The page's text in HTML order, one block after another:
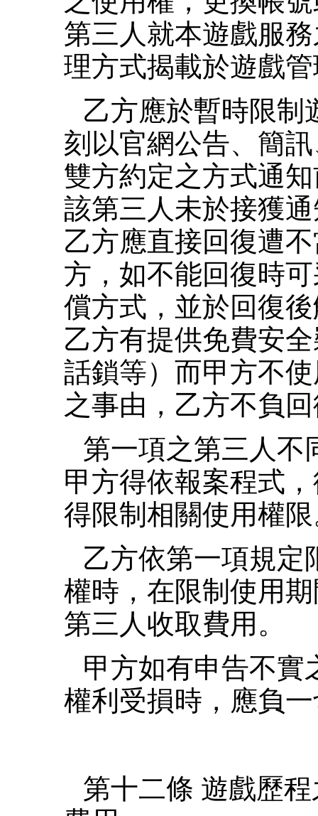
第三人就本遊戲服
理方式揭載於遊戲
乙方應於暫時限制
刻以官網公告、簡
雙方約定之方式通
該第三人未於接獲
乙方應直接回復遭
方，如不能回復時
償方式，並於回復
乙方有提供免費安
話鎖等）而甲方不
之事由，乙方不負
第一項之第三人不
甲方得依報案程式
得限制相關使用權
乙方依第一項規定
權時，在限制使用
第三人收取費用。
甲方如有申告不實
權利受損時，應負
第十二條 遊戲歷